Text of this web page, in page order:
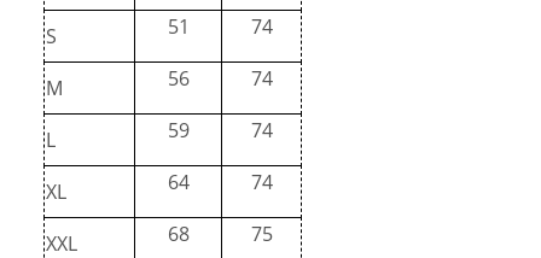
S 51 74
M 56 74
L 59 74
XL 64 74
XXL 68 75